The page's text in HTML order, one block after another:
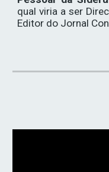
qual viria a ser
Editor do Jornal